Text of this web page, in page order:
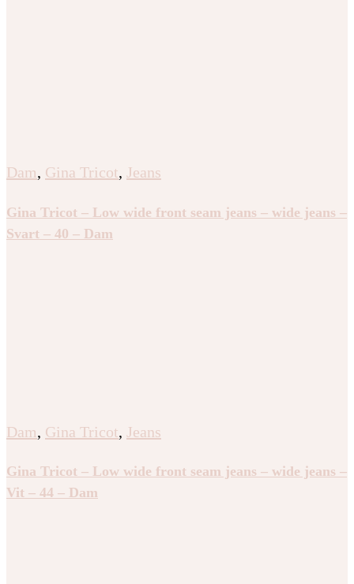
Dam, Gina Tricot, Jeans
Gina Tricot – Low wide front seam jeans – wide jeans –
Svart – 40 – Dam
Dam, Gina Tricot, Jeans
Gina Tricot – Low wide front seam jeans – wide jeans –
Vit – 44 – Dam